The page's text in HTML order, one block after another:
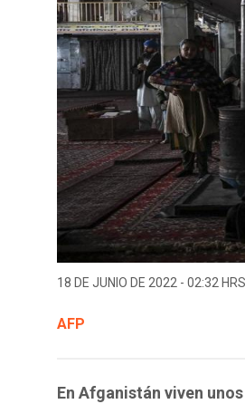
18 DE JUNIO DE 2022 - 02:32
AFP
En Afganistán viven